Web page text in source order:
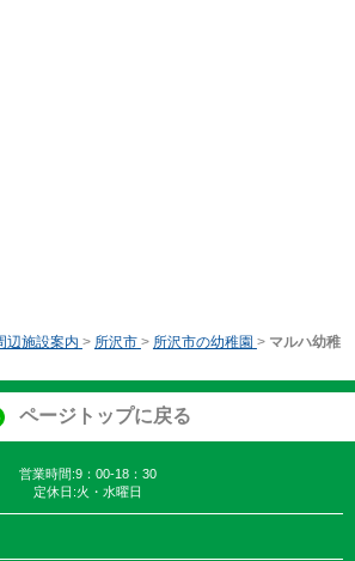
辺施設案内 > 所沢市 > 所沢市の幼稚園 > マルハ幼稚
ページトップに戻る
営業時間:9：00-18：30
定休日:火・水曜日